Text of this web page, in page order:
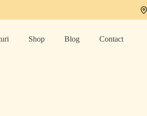
Shop Blog Contact